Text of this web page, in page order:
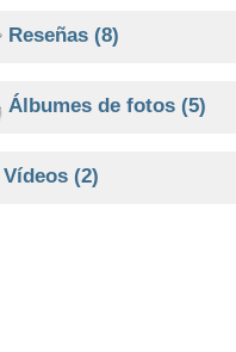
Reseñas (8)
Álbumes de fotos (5)
Vídeos (2)